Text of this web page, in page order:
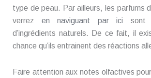
type de peau. Par ailleurs, les parfums
verrez
en naviguant par ici
d’ingrédients naturels. De ce fait, il
chance qu’ils entrainent des réactions
Faire attention aux notes olfactives